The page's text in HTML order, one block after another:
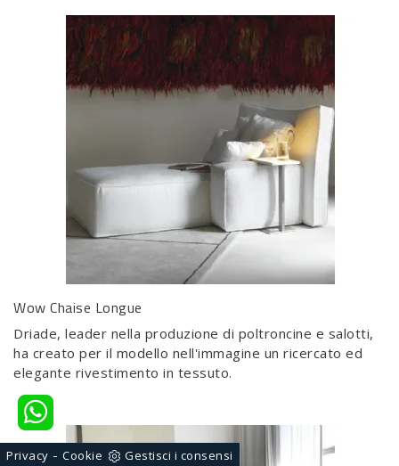
Wow Chaise Longue
Driade, leader nella produzione di poltroncine e salotti,
ha creato per il modello nell'immagine un ricercato ed
elegante rivestimento in tessuto.
Privacy - Cookie Gestisci i consensi